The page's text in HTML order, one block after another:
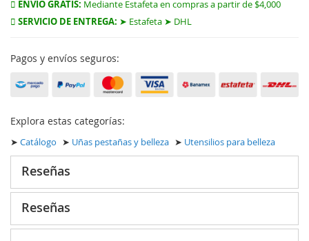
ENVÍO GRATIS: Mediante Estafeta en compras a partir de $4,000
SERVICIO DE ENTREGA: ➤ Estafeta ➤ DHL
Pagos y envíos seguros:
Explora estas categorías:
➤ Catálogo ➤ Uñas pestañas y belleza ➤ Utensilios para belleza
Reseñas
Reseñas